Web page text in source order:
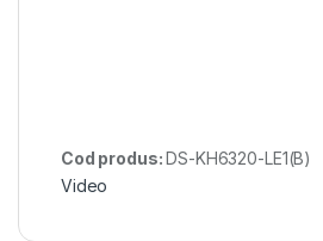
Cod produs:DS-KH6320-LE1(B)
Video